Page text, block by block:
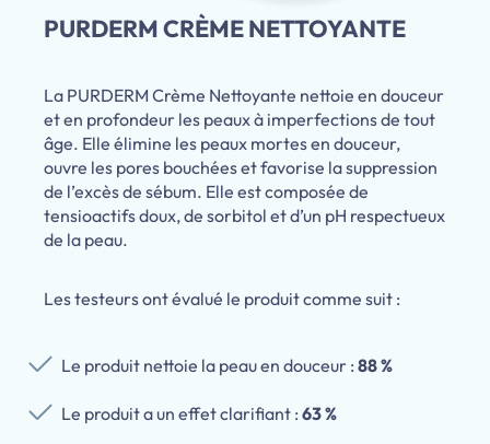
PURDERM CRÈME NETTOYANTE
La PURDERM Crème Nettoyante nettoie en douceur
et en profondeur les peaux à imperfections de tout
âge. Elle élimine les peaux mortes en douceur,
ouvre les pores bouchées et favorise la suppression
de l’excès de sébum. Elle est composée de
tensioactifs doux, de sorbitol et d’un pH respectueux
de la peau.
Les testeurs ont évalué le produit comme suit :
Le produit nettoie la peau en douceur : 88 %
Le produit a un effet clarifiant : 63 %